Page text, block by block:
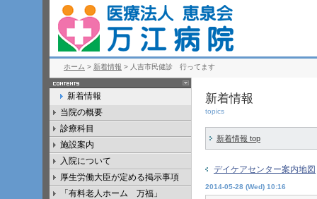
ホーム > 新着情報 > 人吉市民健診 行ってます
新着情報
topics
新着情報 top
デイケアセンター案内地図
2014-05-28 (Wed) 10:16
新着情報
当院の概要
診療科目
施設案内
入院について
厚生労働大臣が定める掲示事項
「有料老人ホーム 万福」